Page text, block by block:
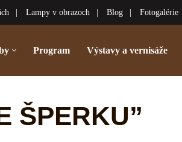
Lampy v obrazoch Blog Fotogalérie
Program Výstavy a vernisáže
ŠPERKU”